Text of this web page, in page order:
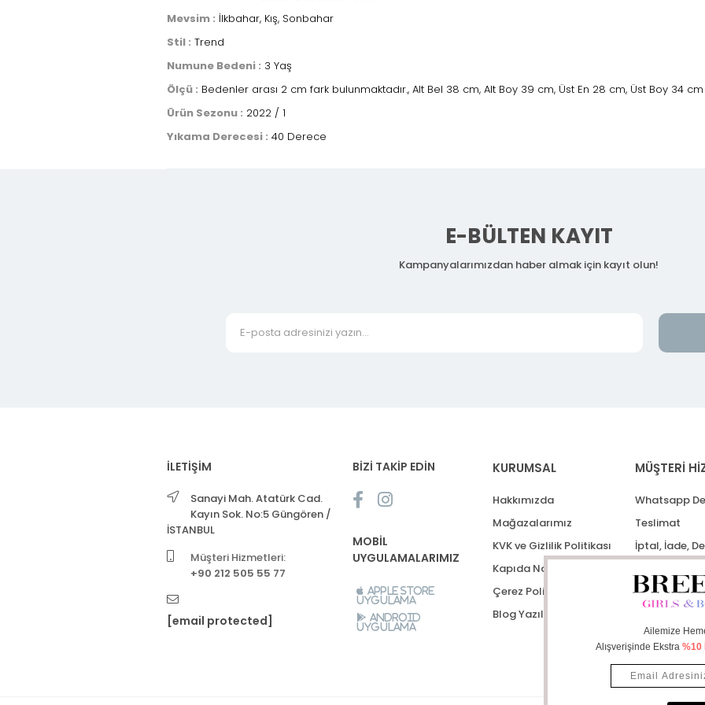
Mevsim : İlkbahar, Kış, Sonbahar
Stil : Trend
Numune Bedeni : 3 Yaş
Ölçü : Bedenler arası 2 cm fark bulunmaktadır., Alt Bel 38 cm, Alt Boy 39 cm, Üst En 28 cm, Üst Boy 34 cm
Ürün Sezonu : 2022 / 1
Yıkama Derecesi : 40 Derece
E-BÜLTEN KAYIT
Kampanyalarımızdan haber almak için kayıt olun!
İLETİŞİM
Sanayi Mah. Atatürk Cad.
Kayın Sok. No:5 Güngören /
İSTANBUL
Müşteri Hizmetleri:
+90 212 505 55 77
[email protected]
BİZİ TAKİP EDİN
MOBİL
UYGULAMALARIMIZ
Apple Store
Uygulama
Android
Uygulama
KURUMSAL
Hakkımızda
Mağazalarımız
KVK ve Gizlilik Politikası
Kapıda Nakit Ödeme
Çerez Politikası
Blog Yazıları
MÜŞTERİ
Whatsapp
Teslimat
İptal, İade,